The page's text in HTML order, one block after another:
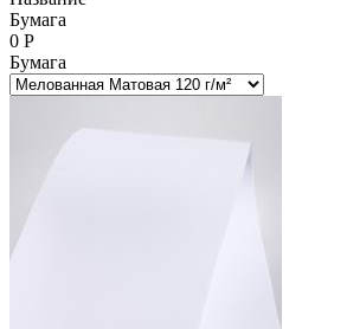
Бумага
0 Р
Бумага